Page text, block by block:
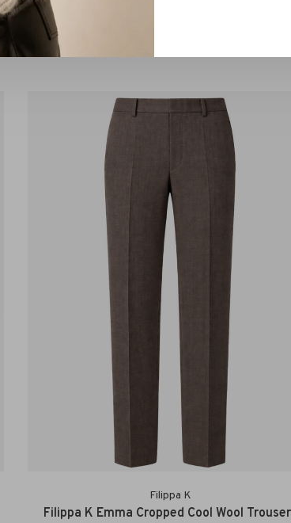
hebben!
Filippa K
Filippa K Emma Cropped Cool Wool